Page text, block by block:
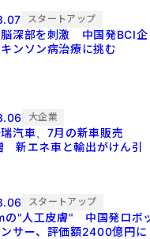
スタートアップ
脳深部を刺激 中国発BCI企
ンソン病治療に挑む
大企業
汽車、7月の新車販売
新エネ車と輸出がけん引
スタートアップ
の"人工皮膚" 中国発ロボ
ンサー、評価額2400億円に